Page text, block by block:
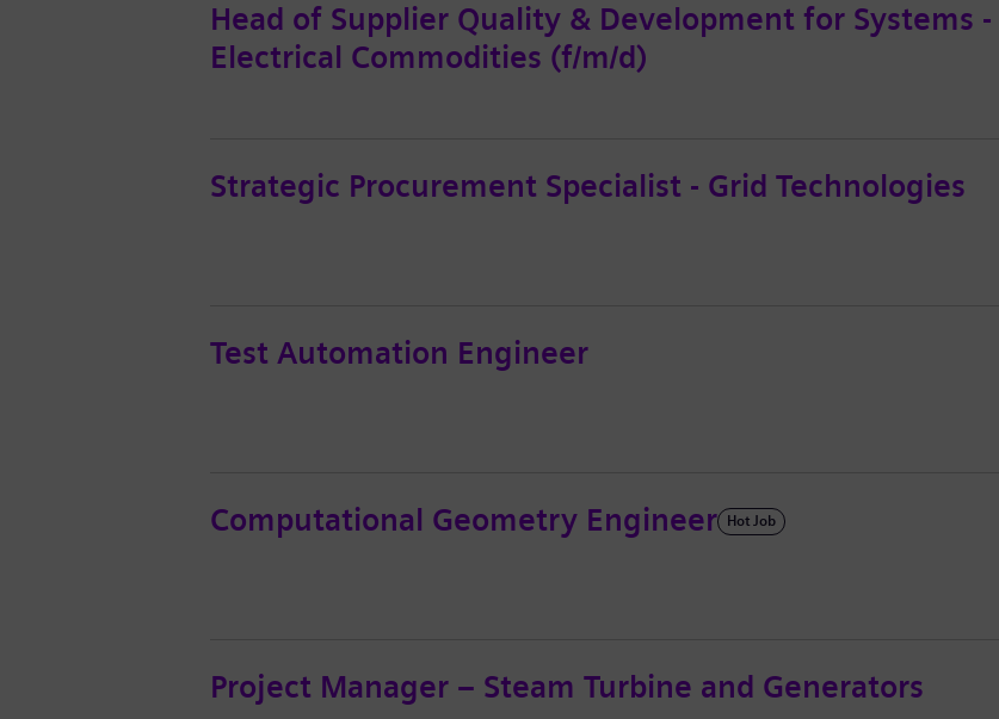
Head of Supplier Quality & Development for Systems -
Electrical Commodities (f/m/d)
Strategic Procurement Specialist - Grid Technologies
Test Automation Engineer
Computational Geometry Engineer Hot Job
Project Manager – Steam Turbine and Generators